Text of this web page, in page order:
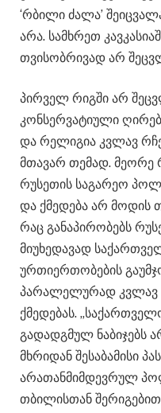
‘რბილი ძალა’
არა. სამხრეთ
თვისობრივად არ
პირველ რიგში არ
კონსერვატიული
და რელიგია კვლავ
მთავარ თემად. მეორე
რუსეთის საგარეო
და ქმედება არ მოდის
რაც განაპირობებს
მიუხედავად
ურთიერთობების
პარალელურად კვლავ
ქმედებას.
გადადგმულ ნაბიჯებს
მხრიდან შესაბამისი
არათანმიმდევრულ
თბილისთან